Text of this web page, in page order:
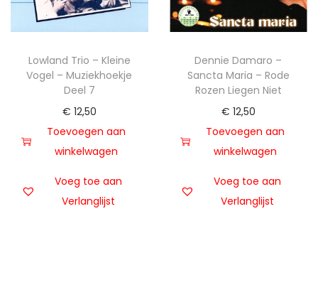
Lowland Trio – Kleine
Vogel – Muziekhoekje
Deel 7
€ 12,50
Toevoegen aan
winkelwagen
Voeg toe aan
Verlanglijst
Dennie Damaro –
Sancta Maria – Rode
Rozen Liegen Niet
€ 12,50
Toevoegen aan
winkelwagen
Voeg toe aan
Verlanglijst